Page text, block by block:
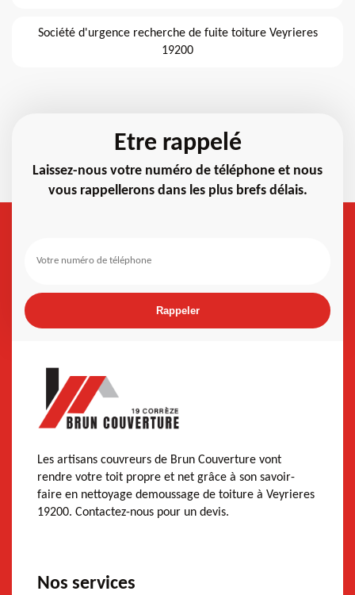
Société d'urgence recherche de fuite toiture Veyrieres
19200
Etre rappelé
Laissez-nous votre numéro de téléphone et nous
vous rappellerons dans les plus brefs délais.
Les artisans couvreurs de Brun Couverture vont
rendre votre toit propre et net grâce à son savoir-
faire en nettoyage demoussage de toiture à Veyrieres
19200. Contactez-nous pour un devis.
Nos services